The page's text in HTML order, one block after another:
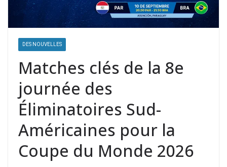
DES NOUVELLES
Matches clés de la 8e
journée des
Éliminatoires Sud-
Américaines pour la
Coupe du Monde 2026